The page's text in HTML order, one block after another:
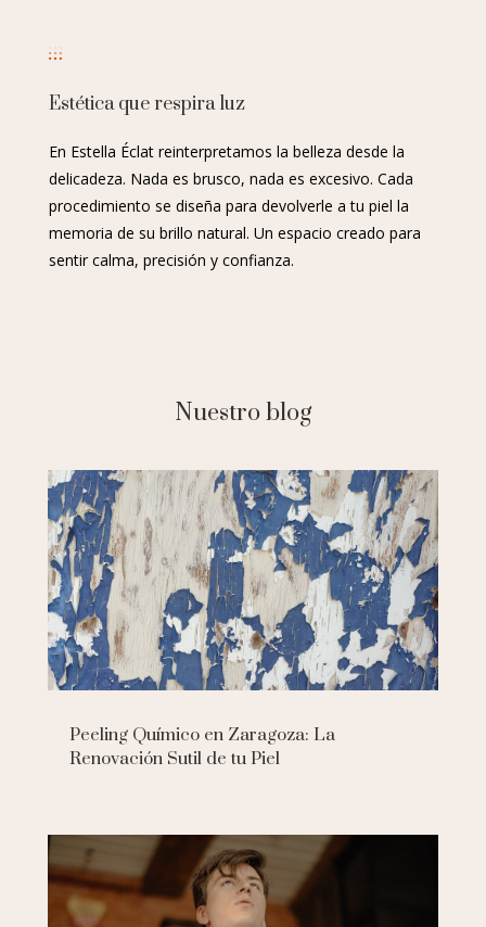
Estética que respira luz
En Estella Éclat reinterpretamos la belleza desde la
delicadeza. Nada es brusco, nada es excesivo. Cada
procedimiento se diseña para devolverle a tu piel la
memoria de su brillo natural. Un espacio creado para
sentir calma, precisión y confianza.
Nuestro blog
Peeling Químico en Zaragoza: La
Renovación Sutil de tu Piel